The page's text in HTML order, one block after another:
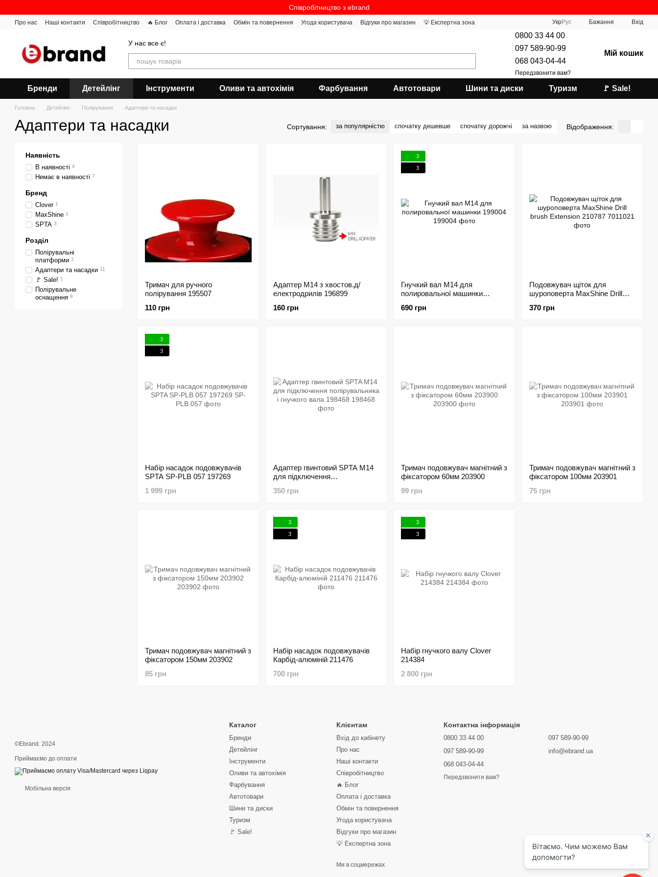
Співробітництво з ebrand
Про нас Наші контакти Співробітництво 🔥 Блог Оплата і доставка Обмін та повернення Угода користувача Відгуки про магазин 💡 Експертна зона УкрРус Бажання Вхід
У нас все є!
0800 33 44 00
097 589-90-99
068 043-04-44
Передзвонити вам?
Мій кошик
Бренди Детейлінг Інструменти Оливи та автохімія Фарбування Автотовари Шини та диски Туризм 🚩 Sale!
Головна Детейлінг Полірування Адаптери та насадки
Адаптери та насадки Сортування: за популярністю спочатку дешевше спочатку дорожчі за назвою Відображення:
Тримач для ручного
полірування 195507
110 грн
Адаптер М14 з хвостов.д/
електродрилів 196899
160 грн
3
3
Гнучкий вал М14 для
полировальної машинки
690 грн
Подовжувач щіток для
шуроповерта MaxShine Drill
370 грн
3
3
Набір насадок подовжувачів
SPTA SP-PLB 057 197269
1 999 грн
Адаптер гвинтовий SPTA M14
для підключення
198468
350 грн
Тримач подовжувач магнітний з
фіксатором 60мм 203900
99 грн
Тримач подовжувач магнітний з
фіксатором 100мм 203901
75 грн
Тримач подовжувач магнітний з
фіксатором 150мм 203902
85 грн
3
3
Набір насадок подовжувачів
Карбід-алюміній 211476
700 грн
3
3
Набір гнучкого валу Clover
214384
2 800 грн
Наявність
В наявності 4
Немає в наявності 7
Бренд
Clover 1
MaxShine 1
SPTA 3
Розділ
Полірувальні
платформи 1
Адаптери та насадки 11
🚩 Sale! 1
Полірувальне
оснащення 9
©Ebrand. 2024
Приймаємо до оплати
Мобільна версія
Каталог
Бренди
Детейлінг
Інструменти
Оливи та автохімія
Фарбування
Автотовари
Шини та диски
Туризм
🚩 Sale!
Клієнтам
Вхід до кабінету
Про нас
Наші контакти
Співробітництво
🔥 Блог
Оплата і доставка
Обмін та повернення
Угода користувача
Відгуки про магазин
💡 Експертна зона
Ми в соцмережах
Контактна інформація
0800 33 44 00
097 589-90-99
068 043-04-44
Передзвонити вам?
097 589-90-99
info@ebrand.ua